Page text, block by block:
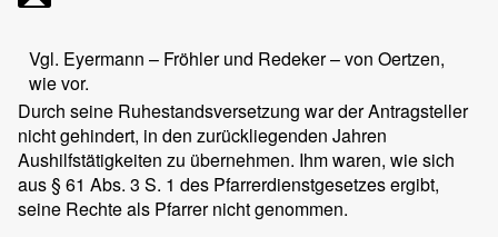
Vgl. Eyermann – Fröhler und Redeker – von Oertzen,
wie vor.
Durch seine Ruhestandsversetzung war der Antragsteller
nicht gehindert, in den zurückliegenden Jahren
Aushilfstätigkeiten zu übernehmen. Ihm waren, wie sich
aus § 61 Abs. 3 S. 1 des Pfarrerdienstgesetzes ergibt,
seine Rechte als Pfarrer nicht genommen.